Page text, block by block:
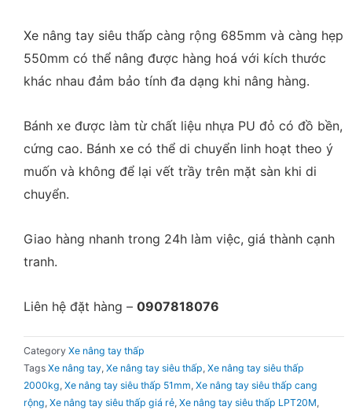
Xe nâng tay siêu thấp càng rộng 685mm và càng hẹp
550mm có thể nâng được hàng hoá với kích thước
khác nhau đảm bảo tính đa dạng khi nâng hàng.
Bánh xe được làm từ chất liệu nhựa PU đỏ có đồ bền,
cứng cao. Bánh xe có thể di chuyển linh hoạt theo ý
muốn và không để lại vết trầy trên mặt sàn khi di
chuyển.
Giao hàng nhanh trong 24h làm việc, giá thành cạnh
tranh.
Liên hệ đặt hàng – 0907818076
Category Xe nâng tay thấp
Tags Xe nâng tay, Xe nâng tay siêu thấp, Xe nâng tay siêu thấp
2000kg, Xe nâng tay siêu thấp 51mm, Xe nâng tay siêu thấp cang
rộng, Xe nâng tay siêu thấp giá rẻ, Xe nâng tay siêu thấp LPT20M,